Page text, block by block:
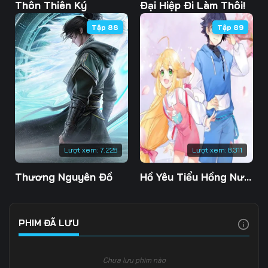
Tập 103 Tập 104 Tập 105
Tập 106 Tập 107 Tập 108
Tập 109 Tập 110 Tập 111
Tập 112 Tập 113 Tập 114
Tập 115 Tập 116 Tập 117
Tập 118 Tập 119 Tập 120
Tập 121 Tập 122 Tập 123
Thôn Thiên Ký Đại Hiệp Đi Làm Thôi!
Lượt xem: 7.228
Tập 88
Thương Nguyên Đồ
Lượt xem: 8.311
Tập 89
Hồ Yêu Tiểu Hồng Nương
PHIM ĐÃ LƯU
Chưa lưu phim nào